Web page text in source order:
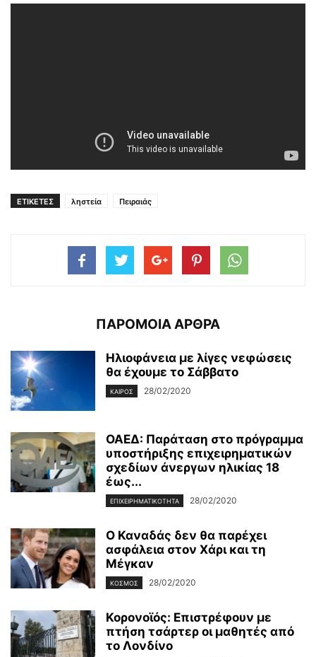
ΕΤΙΚΕΤΕΣ ληστεία Πειραιάς
ΠΑΡΟΜΟΙΑ ΑΡΘΡΑ
Ηλιοφάνεια με λίγες νεφώσεις
θα έχουμε το Σάββατο
ΚΑΙΡΌΣ 28/02/2020
ΟΑΕΔ: Παράταση στο πρόγραμμα
υποστήριξης επιχειρηματικών
σχεδίων άνεργων ηλικίας 18
έως...
ΕΠΙΧΕΙΡΗΜΑΤΙΚΌΤΗΤΑ 28/02/2020
Ο Καναδάς δεν θα παρέχει
ασφάλεια στον Χάρι και τη
Μέγκαν
ΚΌΣΜΟΣ 28/02/2020
Κορονοϊός: Επιστρέφουν με
πτήση τσάρτερ οι μαθητές από
το Λονδίνο